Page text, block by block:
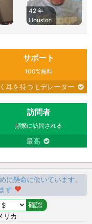
42 年
Houston
サポート
100%無料
耳を持つモデレーター
訪問者
頻繁に訪問される
最高
に懸命に働いています。
す
リカ